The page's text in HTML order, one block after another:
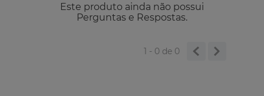
Este produto ainda não possui
Perguntas e Respostas.
1 - 0 de 0